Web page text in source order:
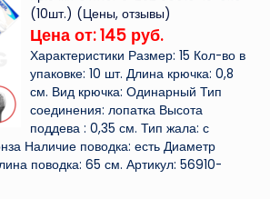
(10шт.) (Цены, отзывы)
Цена от: 145 руб.
Характеристики Размер: 15 Кол-во в
упаковке: 10 шт. Длина крючка: 0,8
см. Вид крючка: Одинарный Тип
соединения: лопатка Высота
поддева : 0,35 см. Тип жала: с
Наличие поводка: есть Диаметр
поводка: 65 см. Артикул: 56910-